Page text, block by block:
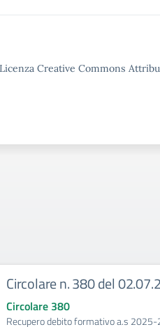
Creative Commons
Circolare n. 380 del
Circolare 380
Recupero debito formativo a.s